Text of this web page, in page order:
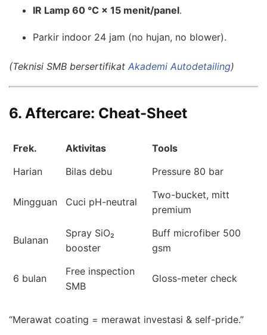
IR Lamp 60 °C × 15 menit/panel.
Parkir indoor 24 jam (no hujan, no blower).
(Teknisi SMB bersertifikat Akademi Autodetailing)
6. Aftercare: Cheat-Sheet
Frek. Aktivitas
Tools
Harian
Bilas debu Pressure 80 bar
Mingguan Cuci pH-neutral
Two-bucket, mitt
premium
Bulanan
Spray SiO₂
booster
Buff microfiber 500
gsm
6 bulan
Free inspection
SMB
Gloss-meter check
“Merawat coating = merawat investasi & self-pride.”